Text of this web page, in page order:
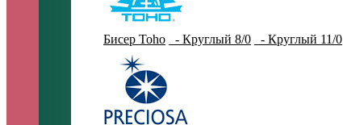
Бисер Toho - Круглый 8/0 - Круглый 11/0